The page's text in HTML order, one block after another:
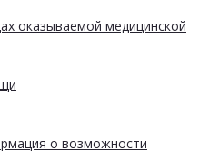
оказываемой медицинской
о возможности